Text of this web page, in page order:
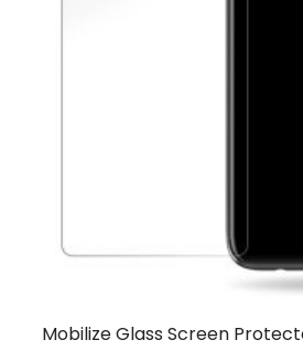
Mobilize Glass Screen